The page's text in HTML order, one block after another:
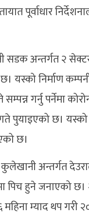
पूर्वाधार
सडक अन्तर्गत २
यस्को निर्माण
गर्नु पर्नेमा
पुयाइएको छ।
छ।
अन्तर्गत
पिच हुने जनाएको छ।
म्याद थप गरी